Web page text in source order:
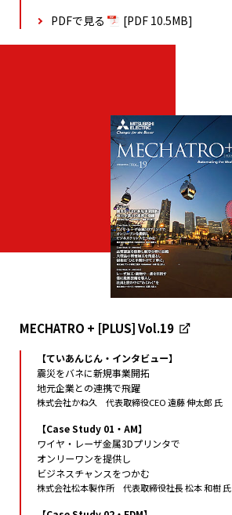
PDFで見る [PDF 10.5MB]
MECHATRO + [PLUS] Vol.19
【ていあんじん・インタビュー】
震災をバネに新規事業開拓
地元企業との連携で飛躍
株式会社かね久 代表取締役CEO 遠藤 伸太郎 氏
【Case Study 01・AM】
ワイヤ・レーザ金属3Dプリンタで
オンリーワンを提供し
ビジネスチャンスをつかむ
株式会社松本製作所 代表取締役社長 松本 和樹 氏